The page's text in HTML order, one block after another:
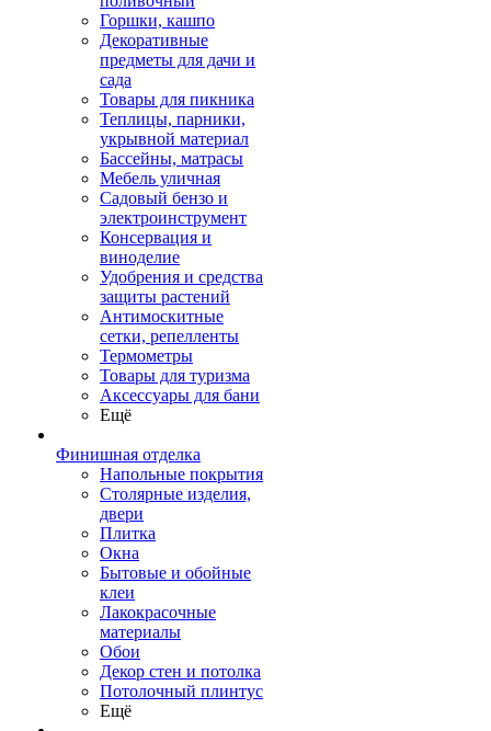
Горшки, кашпо
Декоративные
предметы для дачи и
сада
Товары для пикника
Теплицы, парники,
укрывной материал
Бассейны, матрасы
Мебель уличная
Садовый бензо и
электроинструмент
Консервация и
виноделие
Удобрения и средства
защиты растений
Антимоскитные
сетки, репелленты
Термометры
Товары для туризма
Аксессуары для бани
Ещё
Финишная отделка
Напольные покрытия
Столярные изделия,
двери
Плитка
Окна
Бытовые и обойные
клеи
Лакокрасочные
материалы
Обои
Декор стен и потолка
Потолочный плинтус
Ещё